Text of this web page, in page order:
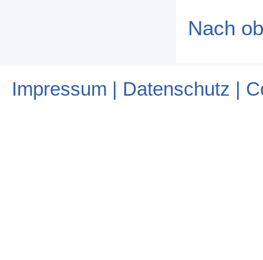
Nach
Impressum | Datenschutz |